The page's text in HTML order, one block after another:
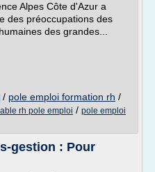
Alpes Côte d'Azur a
des préoccupations des
des grandes...
/ pole emploi formation rh /
rh pole emploi / pole emploi
gestion : Pour